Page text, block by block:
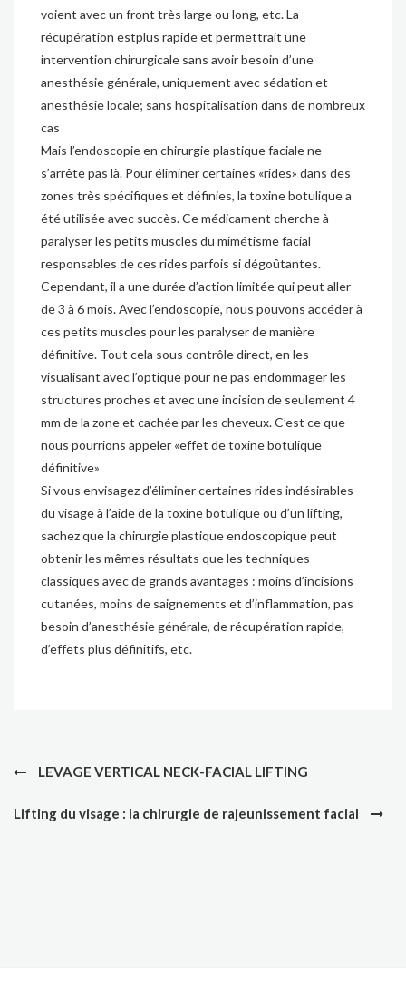
voient avec un front très large ou long, etc. La
récupération estplus rapide et permettrait une
intervention chirurgicale sans avoir besoin d’une
anesthésie générale, uniquement avec sédation et
anesthésie locale; sans hospitalisation dans de nombreux
cas
Mais l’endoscopie en chirurgie plastique faciale ne
s’arrête pas là. Pour éliminer certaines «rides» dans des
zones très spécifiques et définies, la toxine botulique a
été utilisée avec succès. Ce médicament cherche à
paralyser les petits muscles du mimétisme facial
responsables de ces rides parfois si dégoûtantes.
Cependant, il a une durée d’action limitée qui peut aller
de 3 à 6 mois. Avec l’endoscopie, nous pouvons accéder à
ces petits muscles pour les paralyser de manière
définitive. Tout cela sous contrôle direct, en les
visualisant avec l’optique pour ne pas endommager les
structures proches et avec une incision de seulement 4
mm de la zone et cachée par les cheveux. C’est ce que
nous pourrions appeler «effet de toxine botulique
définitive»
Si vous envisagez d’éliminer certaines rides indésirables
du visage à l’aide de la toxine botulique ou d’un lifting,
sachez que la chirurgie plastique endoscopique peut
obtenir les mêmes résultats que les techniques
classiques avec de grands avantages : moins d’incisions
cutanées, moins de saignements et d’inflammation, pas
besoin d’anesthésie générale, de récupération rapide,
d’effets plus définitifs, etc.
l’article
LEVAGE VERTICAL NECK-FACIAL LIFTING
Lifting du visage : la chirurgie de rajeunissement facial